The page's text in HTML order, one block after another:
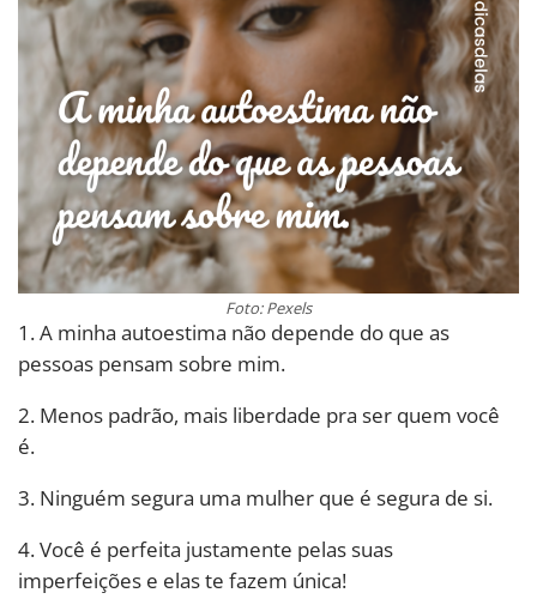
Foto: Pexels
1. A minha autoestima não depende do que as
pessoas pensam sobre mim.
2. Menos padrão, mais liberdade pra ser quem você
é.
3. Ninguém segura uma mulher que é segura de si.
4. Você é perfeita justamente pelas suas
imperfeições e elas te fazem única!